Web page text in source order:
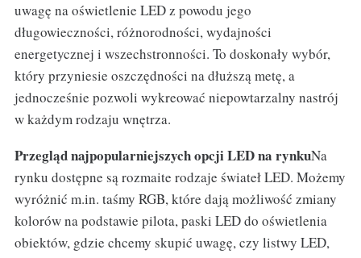
uwagę na oświetlenie LED z powodu jego
długowieczności, różnorodności, wydajności
energetycznej i wszechstronności. To doskonały wybór,
który przyniesie oszczędności na dłuższą metę, a
jednocześnie pozwoli wykreować niepowtarzalny nastrój
w każdym rodzaju wnętrza.
Przegląd najpopularniejszych opcji LED na rynkuNa
rynku dostępne są rozmaite rodzaje świateł LED. Możemy
wyróżnić m.in. taśmy RGB, które dają możliwość zmiany
kolorów na podstawie pilota, paski LED do oświetlenia
obiektów, gdzie chcemy skupić uwagę, czy listwy LED,